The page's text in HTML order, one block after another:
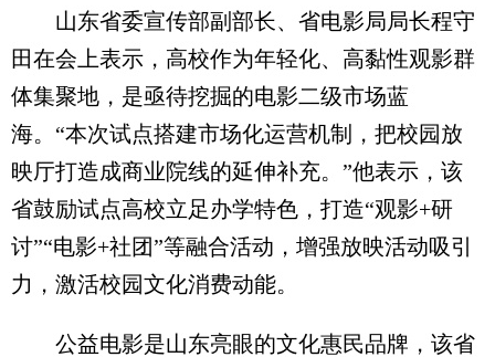
山东省委宣传部副部长、省电影局局长程守
田在会上表示，高校作为年轻化、高黏性观影群
体集聚地，是亟待挖掘的电影二级市场蓝
海。“本次试点搭建市场化运营机制，把校园放
映厅打造成商业院线的延伸补充。”他表示，该
省鼓励试点高校立足办学特色，打造“观影+研
讨”“电影+社团”等融合活动，增强放映活动吸引
力，激活校园文化消费动能。
公益电影是山东亮眼的文化惠民品牌，该省